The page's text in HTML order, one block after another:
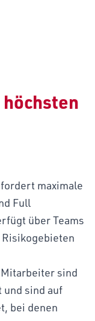
maximale
Full
über Teams
sind
sind auf
bei denen